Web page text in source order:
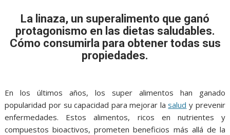
e
o
k
i
t
r
a
i
a
t
p
p
s
s
e
g
e
r
y
p
e
l
e
g
a
m
a
r
La linaza, un superalimento que ganó
protagonismo en las dietas saludables.
Cómo consumirla para obtener todas sus
propiedades.
En los últimos años, los super alimentos han ganado
popularidad por su capacidad para mejorar lasalud y prevenir
enfermedades. Estos alimentos, ricos en nutrientes y
compuestos bioactivos, prometen beneficios más allá de la